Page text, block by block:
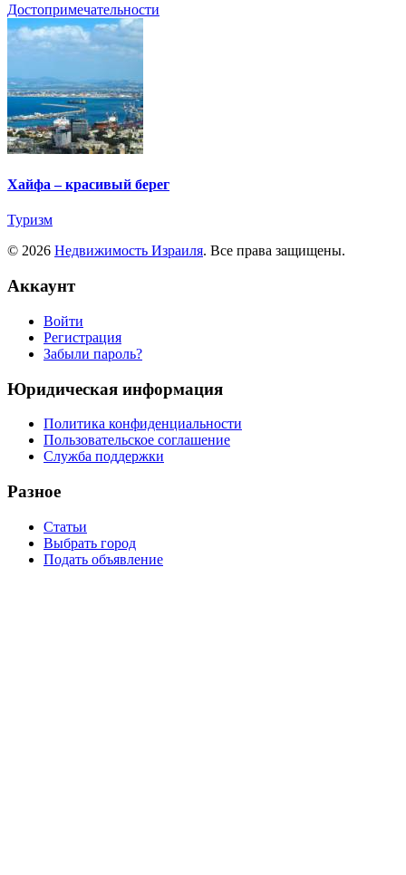
Достопримечательности
Хайфа – красивый берег
Туризм
© 2026 Недвижимость Израиля. Все права защищены.
Аккаунт
Войти
Регистрация
Забыли пароль?
Юридическая информация
Политика конфиденциальности
Пользовательское соглашение
Служба поддержки
Разное
Статьи
Выбрать город
Подать объявление